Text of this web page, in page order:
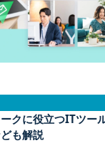
クに役立つITツー
も解説